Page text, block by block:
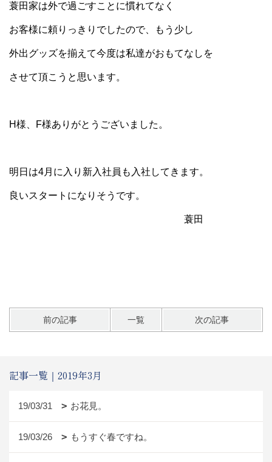
蓑田家は外で過ごすことに慣れてなく
お客様に頼りっきりでしたので、もう少し
外出グッズを揃えて今度は私達がおもてなしを
させて頂こうと思います。
H様、F様ありがとうございました。
明日は4月に入り新入社員も入社してきます。
良いスタートになりそうです。
蓑田
前の記事 一覧 次の記事
記事一覧｜2019年3月
19/03/31 お花見。
19/03/26 もうすぐ春ですね。